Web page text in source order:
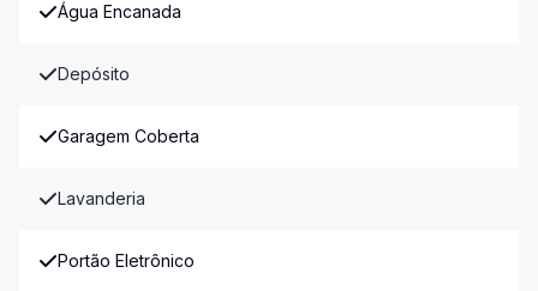
Água Encanada
Depósito
Garagem Coberta
Lavanderia
Portão Eletrônico